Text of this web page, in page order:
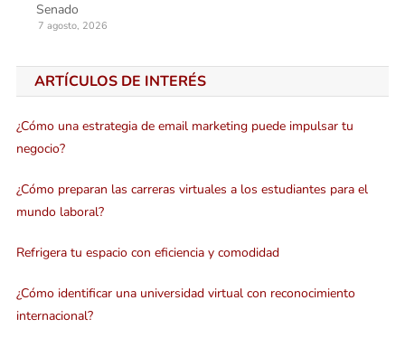
Senado
7 agosto, 2026
ARTÍCULOS DE INTERÉS
¿Cómo una estrategia de email marketing puede impulsar tu
negocio?
¿Cómo preparan las carreras virtuales a los estudiantes para el
mundo laboral?
Refrigera tu espacio con eficiencia y comodidad
¿Cómo identificar una universidad virtual con reconocimiento
internacional?